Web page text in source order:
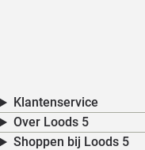
Klantenservice
Over Loods 5
Shoppen bij Loods 5